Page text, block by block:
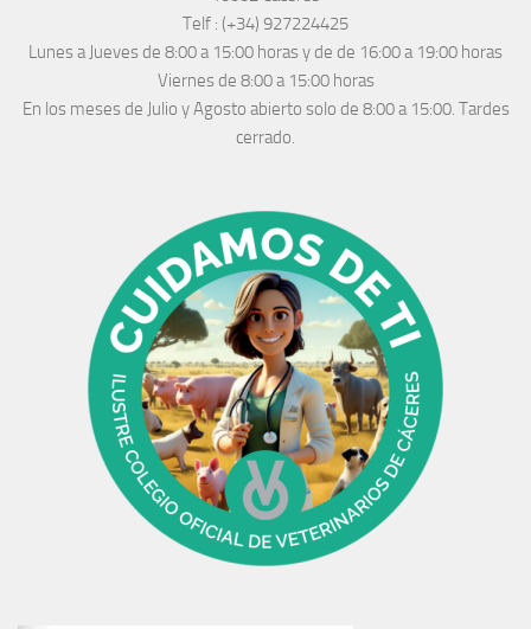
Telf : (+34) 927224425
Lunes a Jueves de 8:00 a 15:00 horas y de de 16:00 a 19:00 horas
Viernes de 8:00 a 15:00 horas
En los meses de Julio y Agosto abierto solo de 8:00 a 15:00. Tardes
cerrado.